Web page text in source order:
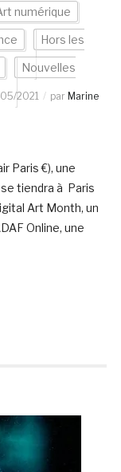
numérique
Hors les
Nouvelles
2021 par Marine
Paris €), une
tiendra à Paris
Art Month, un
Online, une